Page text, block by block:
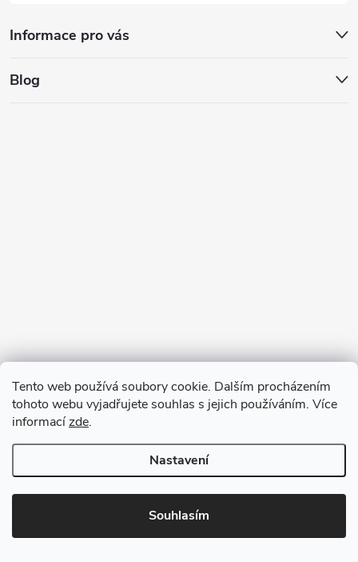
Tento web používá soubory cookie. Dalším procházením
tohoto webu vyjadřujete souhlas s jejich používáním. Více
informacízde.
Nastavení
Souhlasím
Informace pro vás
Blog
Copyright 2026VV DESIGN. Všechna práva vyhrazena.Upravit
nastavení cookies